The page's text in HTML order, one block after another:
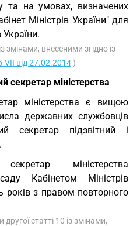
та на умовах, визначених
Міністрів України" для
України.
змінами, внесеними згідно із
VII від 27.02.2014)
секретар міністерства
міністерства є вищою
державних службовців
секретар підзвітний і
міністерства
Кабінетом Міністрів
років з правом повторного
статті 10 із змінами,